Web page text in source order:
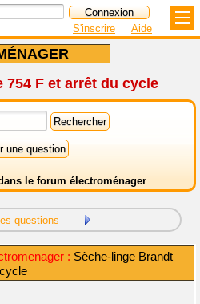
S'inscrire Aide
754 F et arrêt du cycle
le forum électroménager
questions
: Sèche-linge Brandt